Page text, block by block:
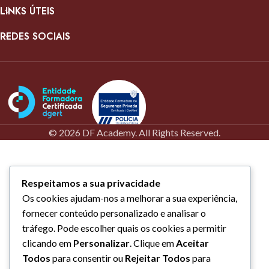
curso? Precisa de mais
Vamos entrar em contacto
consigo com a maior brevidade
possível.
Vamos entrar em contacto
consigo com a maior brevidade
possível.
LINKS ÚTEIS
REDES SOCIAIS
© 2026 DF Academy. All Rights Reserved.
Respeitamos a sua privacidade
Os cookies ajudam-nos a melhorar a sua experiência,
fornecer conteúdo personalizado e analisar o
tráfego. Pode escolher quais os cookies a permitir
clicando em Personalizar . Clique em Aceitar
Todos para consentir ou Rejeitar Todos para